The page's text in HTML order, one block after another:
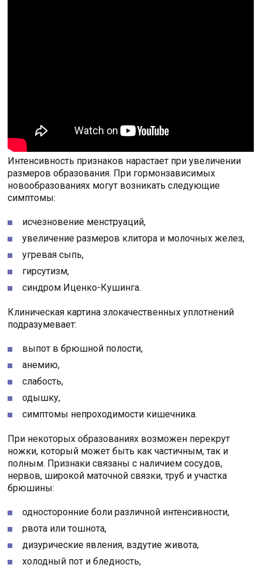
Интенсивность признаков нарастает при увеличении
размеров образования. При гормонзависимых
новообразованиях могут возникать следующие
симптомы:
исчезновение менструаций,
увеличение размеров клитора и молочных желез,
угревая сыпь,
гирсутизм,
синдром Иценко-Кушинга.
Клиническая картина злокачественных уплотнений
подразумевает:
выпот в брюшной полости,
анемию,
слабость,
одышку,
симптомы непроходимости кишечника.
При некоторых образованиях возможен перекрут
ножки, который может быть как частичным, так и
полным. Признаки связаны с наличием сосудов,
нервов, широкой маточной связки, труб и участка
брюшины:
односторонние боли различной интенсивности,
рвота или тошнота,
дизурические явления, вздутие живота,
холодный пот и бледность,